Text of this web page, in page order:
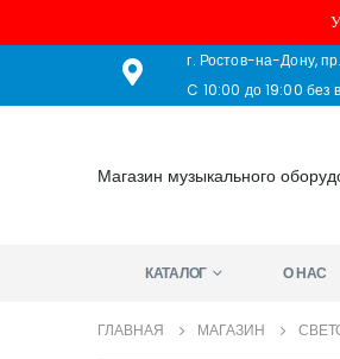
г. Ростов-на-Дону,
C 10:00 до 19:00 без
Магазин музыкального
КАТАЛОГ О НАС
ГЛАВНАЯ МАГАЗИН